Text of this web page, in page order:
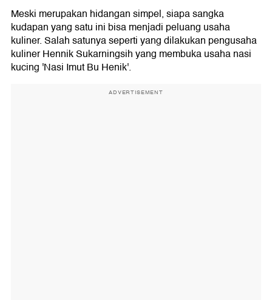
Meski merupakan hidangan simpel, siapa sangka
kudapan yang satu ini bisa menjadi peluang usaha
kuliner. Salah satunya seperti yang dilakukan pengusaha
kuliner Hennik Sukarningsih yang membuka usaha nasi
kucing 'Nasi Imut Bu Henik'.
ADVERTISEMENT